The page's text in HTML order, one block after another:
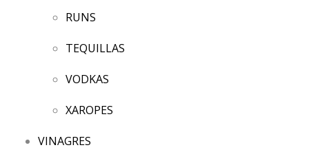
RUNS
TEQUILLAS
VODKAS
XAROPES
VINAGRES